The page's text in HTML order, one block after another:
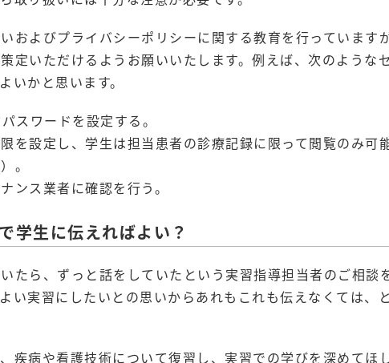
およびプライバシーポリシーに関する教育を行っていますが
定いただけるようお願いいたします。例えば、次のような
いかと思います。
スワードを設定する。
を設定し、学生は担当患者の診療記録に限って閲覧のみ可
。
ンス業者に確認を行う。
学生に伝えればよい？
たら、ずっと話をしていたという実習指導担当者のご相談
い実習にしたいとの思いからあれもこれも伝えなくては、
疾病や看護技術について復習し、実習での学びを深めてほ